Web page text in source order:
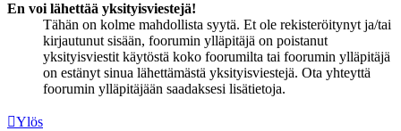
En voi lähettää yksityisviestejä!
Tähän on kolme mahdollista syytä. Et ole rekisteröitynyt ja/tai
kirjautunut sisään, foorumin ylläpitäjä on poistanut
yksityisviestit käytöstä koko foorumilta tai foorumin ylläpitäjä
on estänyt sinua lähettämästä yksityisviestejä. Ota yhteyttä
foorumin ylläpitäjään saadaksesi lisätietoja.
Ylös